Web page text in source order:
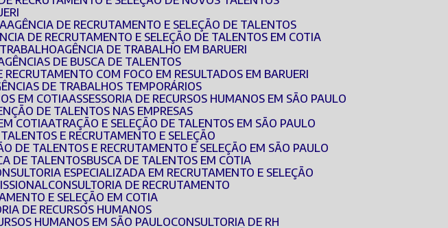
AGÊNCIA DE RECRUTAMENTO E SELEÇÃO DE TALENTOS
DE RECRUTAMENTO E SELEÇÃO DE TALENTOS EM COTIA
TRABALHO AGÊNCIA DE TRABALHO EM BARUERI
AGÊNCIAS DE BUSCA DE TALENTOS
RECRUTAMENTO COM FOCO EM RESULTADOS EM BARUERI
DE TRABALHOS TEMPORÁRIOS
EM COTIA ASSESSORIA DE RECURSOS HUMANOS EM SÃO PAULO
DE TALENTOS NAS EMPRESAS
COTIA ATRAÇÃO E SELEÇÃO DE TALENTOS EM SÃO PAULO
TALENTOS E RECRUTAMENTO E SELEÇÃO
DE TALENTOS E RECRUTAMENTO E SELEÇÃO EM SÃO PAULO
DE TALENTOS BUSCA DE TALENTOS EM COTIA
ESPECIALIZADA EM RECRUTAMENTO E SELEÇÃO
CONSULTORIA DE RECRUTAMENTO
E SELEÇÃO EM COTIA
DE RECURSOS HUMANOS
HUMANOS EM SÃO PAULO
CONSULTORIA DE RH